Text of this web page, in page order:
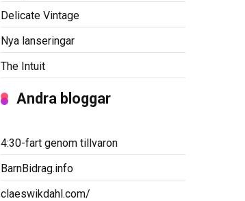
Delicate Vintage
Nya lanseringar
The Intuit
Andra bloggar
4:30-fart genom tillvaron
BarnBidrag.info
claeswikdahl.com/